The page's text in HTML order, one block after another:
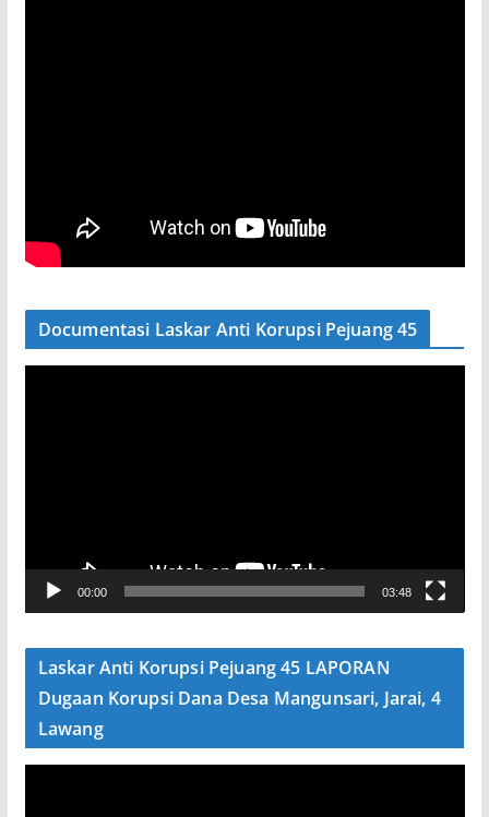
Documentasi Laskar Anti Korupsi Pejuang 45
V
e
00:00 03:48
Laskar Anti Korupsi Pejuang 45 LAPORAN
Dugaan Korupsi Dana Desa Mangunsari, Jarai, 4
Lawang